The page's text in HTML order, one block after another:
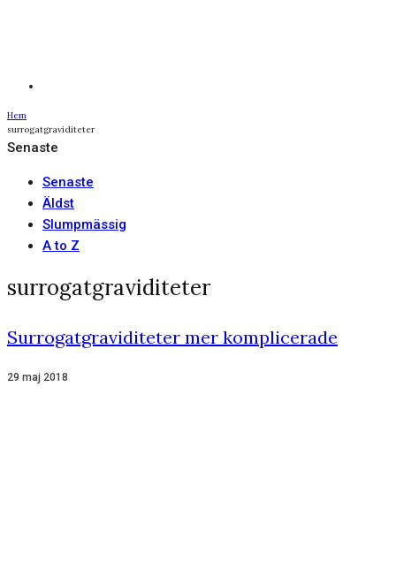
Hem
surrogatgraviditeter
Senaste
Senaste
Äldst
Slumpmässig
A to Z
surrogatgraviditeter
Surrogatgraviditeter mer komplicerade
29 maj 2018